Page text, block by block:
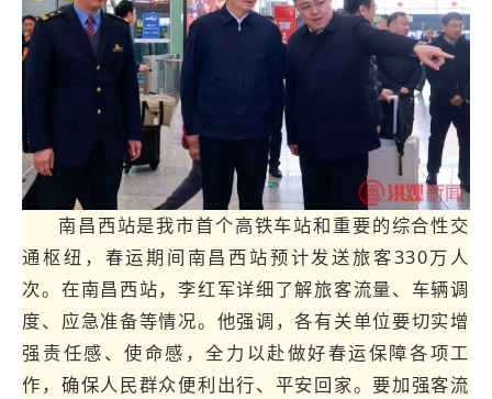
南昌西站是我市首个高铁车站和重要的综合性交
通枢纽，春运期间南昌西站预计发送旅客330万人
次。在南昌西站，李红军详细了解旅客流量、车辆调
度、应急准备等情况。他强调，各有关单位要切实增
强责任感、使命感，全力以赴做好春运保障各项工
作，确保人民群众便利出行、平安回家。要加强客流